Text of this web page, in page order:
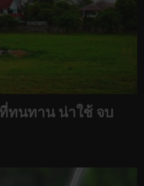
ทนทาน น่าใช้ จบ